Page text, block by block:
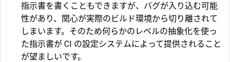
指示書を書くこともできますが、バグが入り込む可能
性があり、関心が実際のビルド環境から切り離されて
しまいます。そのため何らかのレベルの抽象化を使っ
た指示書が CI の設定システムによって提供されること
が望ましいです。